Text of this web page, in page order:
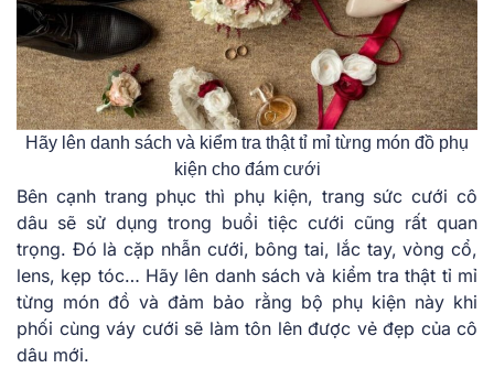
Hãy lên danh sách và kiểm tra thật tỉ mỉ từng món đồ phụ
kiện cho đám cưới
Bên cạnh trang phục thì phụ kiện, trang sức cưới cô
dâu sẽ sử dụng trong buổi tiệc cưới cũng rất quan
trọng. Đó là cặp nhẫn cưới, bông tai, lắc tay, vòng cổ,
lens, kẹp tóc… Hãy lên danh sách và kiểm tra thật tỉ mỉ
từng món đồ và đảm bảo rằng bộ phụ kiện này khi
phối cùng váy cưới sẽ làm tôn lên được vẻ đẹp của cô
dâu mới.